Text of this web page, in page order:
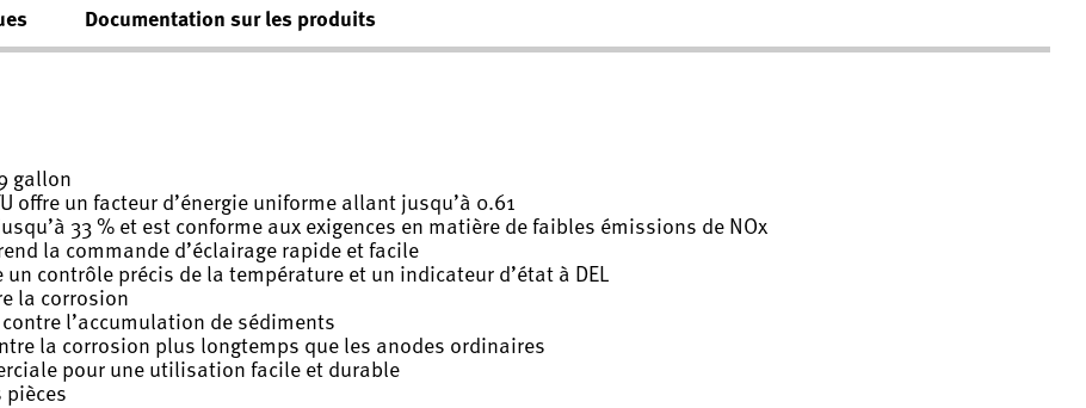
Documentation sur les produits
gallon
offre un facteur d’énergie uniforme allant jusqu’à 0.61
33 % et est conforme aux exigences en matière de faibles émissions de NOx
la commande d’éclairage rapide et facile
contrôle précis de la température et un indicateur d’état à DEL
la corrosion
l’accumulation de sédiments
la corrosion plus longtemps que les anodes ordinaires
pour une utilisation facile et durable